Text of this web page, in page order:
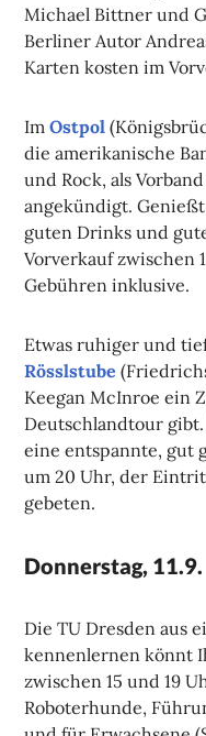
Michael Bittner und
Berliner Autor
Karten kosten im
ImOstpol
die amerikanische
und Rock, als
angekündigt.
guten Drinks und
Vorverkauf zwischen
Gebühren inklusive.
Etwas ruhiger und
Rösslstube
Keegan McInroe ein
Deutschlandtour
eine entspannte, gut
um 20 Uhr, der
gebeten.
Donnerstag, 11.9.
Die TU Dresden aus
kennenlernen könnt
zwischen 15 und 19
Roboterhunde,